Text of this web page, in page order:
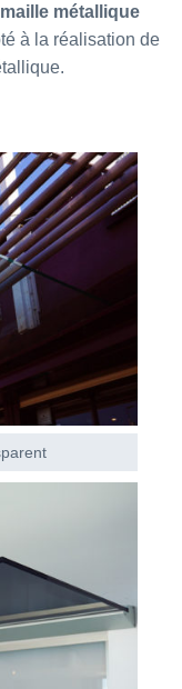
maille métallique
à la réalisation de